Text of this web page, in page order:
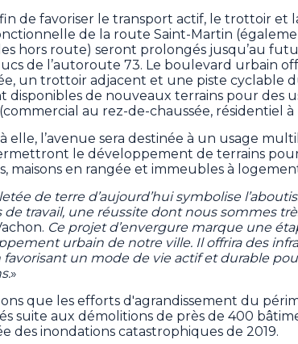
de favoriser le transport actif, le trottoir et
de la route Saint-Martin
hors route) seront prolongés jusqu’au
de l’autoroute 73. Le boulevard urbain
un trottoir adjacent et une piste cyclable
disponibles de nouveaux terrains pour des
au rez-de-chaussée, résidentiel à
elle, l’avenue sera destinée à un usage
le développement de terrains pour
maisons en rangée et immeubles à
de terre d’aujourd’hui symbolise
de travail, une réussite dont nous sommes
Ce projet d’envergure marque une
urbain de notre ville. Il offrira des
favorisant un mode de vie actif et durable
»
que les efforts d'agrandissement du
suite aux démolitions de près de 400
des inondations catastrophiques de 2019.